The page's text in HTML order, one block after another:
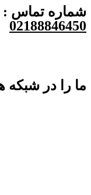
شماره تماس :
02188846450
ما را در شبکه